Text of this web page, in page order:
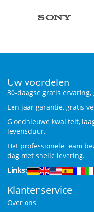
Uw voordelen
30-daagse gratis
Een jaar garantie, gratis
Gloednieuwe kwaliteit,
levensduur.
Het professionele team
dag met snelle levering.
Links:
Klantenservice
Over ons